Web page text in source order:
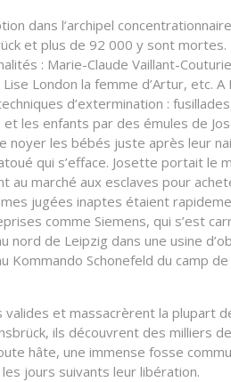
dans l’archipel concentrationnaire
et plus de 92 000 y sont
: Marie-Claude Vaillant-
London la femme d’Artur, etc.
d’extermination :
les enfants par des émules de
noyer les bébés juste après leur
qui s’efface. Josette portait le
marché aux esclaves pour
jugées inaptes étaient
comme Siemens, qui s’est
de Leipzig dans une usine
Schonefeld du camp
valides et massacrèrent la
ils découvrent des milliers
hâte, une immense fosse
jours suivants leur libération.